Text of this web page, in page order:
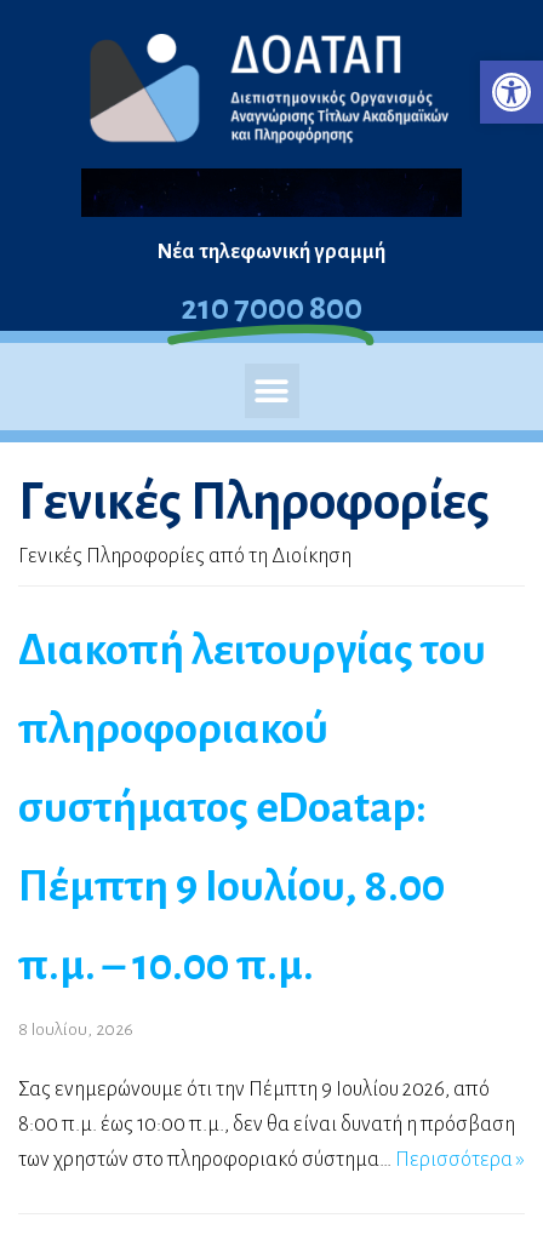
περιεχόμενο
Νέα τηλεφωνική γραμμή
210 7000 800
Γενικές Πληροφορίες
Γενικές Πληροφορίες από τη Διοίκηση
Διακοπή λειτουργίας του
πληροφοριακού
συστήματος eDoatap:
Πέμπτη 9 Ιουλίου, 8.00
π.μ. – 10.00 π.μ.
8 Ιουλίου, 2026
Σας ενημερώνουμε ότι την Πέμπτη 9 Ιουλίου 2026, από
8:00 π.μ. έως 10:00 π.μ., δεν θα είναι δυνατή η πρόσβαση
των χρηστών στο πληροφοριακό σύστημα… Περισσότερα »